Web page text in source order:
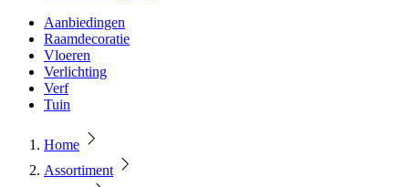
Aanbiedingen
Raamdecoratie
Vloeren
Verlichting
Verf
Tuin
Home
Assortiment